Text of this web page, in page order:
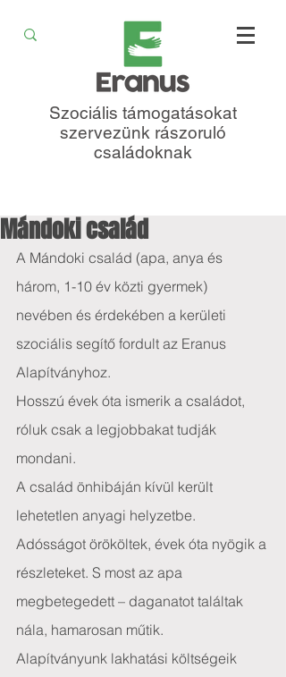
Szociális támogatásokat
szervezünk rászoruló
családoknak
Mándoki család
A Mándoki család (apa, anya és
három, 1-10 év közti gyermek)
nevében és érdekében a kerületi
szociális segítő fordult az Eranus
Alapítványhoz.
Hosszú évek óta ismerik a családot,
róluk csak a legjobbakat tudják
mondani.
A család önhibáján kívül került
lehetetlen anyagi helyzetbe.
Adósságot örököltek, évek óta nyögik a
részleteket. S most az apa
megbetegedett – daganatot találtak
nála, hamarosan műtik.
Alapítványunk lakhatási költségeik